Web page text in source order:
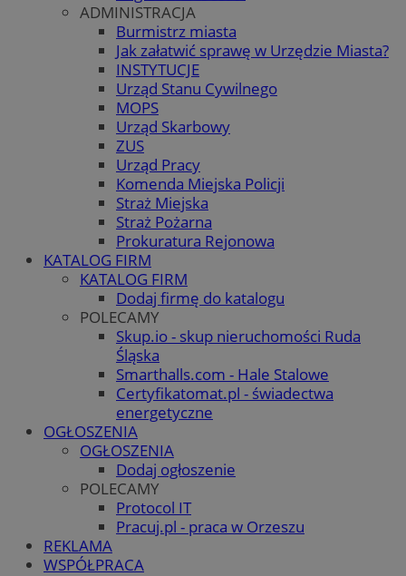
ADMINISTRACJA
Burmistrz miasta
Jak załatwić sprawę w Urzędzie Miasta?
INSTYTUCJE
Urząd Stanu Cywilnego
MOPS
Urząd Skarbowy
ZUS
Urząd Pracy
Komenda Miejska Policji
Straż Miejska
Straż Pożarna
Prokuratura Rejonowa
KATALOG FIRM
KATALOG FIRM
Dodaj firmę do katalogu
POLECAMY
Skup.io - skup nieruchomości Ruda
Śląska
Smarthalls.com - Hale Stalowe
Certyfikatomat.pl - świadectwa
energetyczne
OGŁOSZENIA
OGŁOSZENIA
Dodaj ogłoszenie
POLECAMY
Protocol IT
Pracuj.pl - praca w Orzeszu
REKLAMA
WSPÓŁPRACA